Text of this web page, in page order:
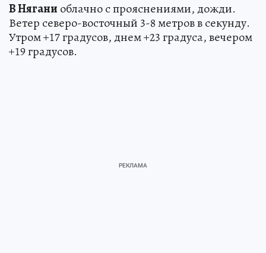
В Нягани облачно с прояснениями, дожди.
Ветер северо-восточный 3-8 метров в секунду.
Утром +17 градусов, днем +23 градуса, вечером
+19 градусов.